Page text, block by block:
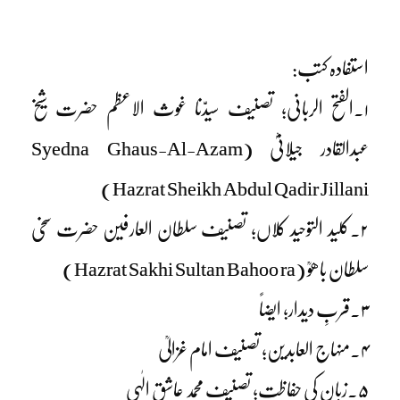
استفادہ کتب:
۱۔الفتح الربانی؛ تصنیف سیدّنا غوث الاعظم حضرت شیخ
عبدالقادر جیلانیؓ (Syedna Ghaus-Al-Azam
Hazrat Sheikh Abdul Qadir Jillani)
۲۔کلید التوحید کلاں؛ تصنیف سلطان العارفین حضرت سخی
سلطان باھوؒ (Hazrat Sakhi Sultan Bahoo ra)
۳۔قربِ دیدار؛ ایضاً
۴۔منہاج العابدین؛ تصنیف امام غزالیؒ
۵۔زبان کی حفاظت؛ تصنیف محمد عاشق الٰہی